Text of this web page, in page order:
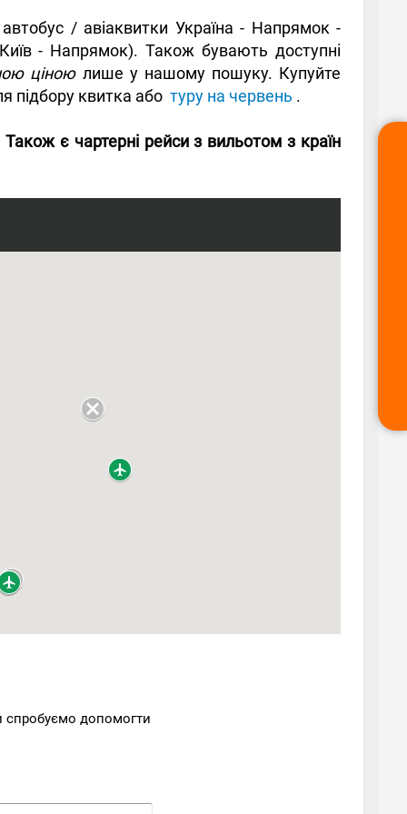
/ авіаквитки Україна - Напрямок -
- Напрямок). Також бувають доступні
ціноюлише у нашому пошуку. Купуйте
підбору квитка або туру на червень .
є чартерні рейси з вильотом з країн
спробуємо допомогти